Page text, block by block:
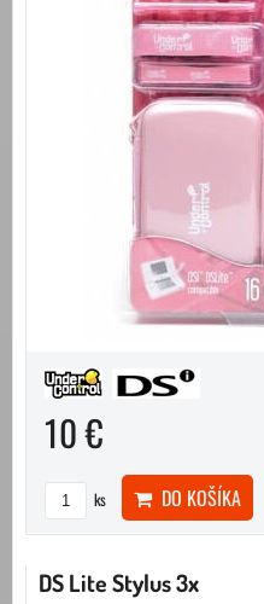
10 €
ks DO KOŠÍKA
DS Lite Stylus 3x